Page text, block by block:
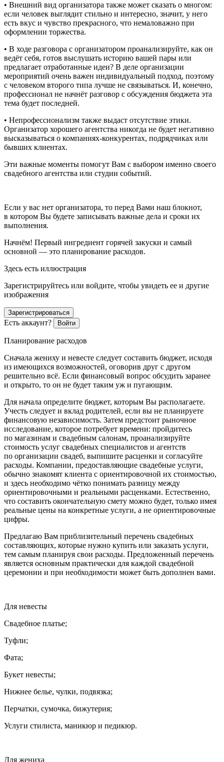
• Внешний вид организатора также может сказать о многом:
если человек выглядит стильно и интересно, значит, у него
есть вкус и чувство прекрасного, что немаловажно при
оформлении торжества.
• В ходе разговора с организатором проанализируйте, как он
ведёт себя, готов выслушать историю вашей пары или
предлагает отработанные идеи? В деле организации
мероприятий очень важен индивидуальный подход, поэтому
с человеком второго типа лучше не связываться. И, конечно,
профессионал не начнёт разговор с обсуждения бюджета эта
тема будет последней.
• Непрофессионализм также выдаст отсутствие этики.
Организатор хорошего агентства никогда не будет негативно
высказываться о компаниях-конкурентах, подрядчиках или
бывших клиентах.
Эти важные моменты помогут Вам с выбором именно своего
свадебного агентства или студии событий.
Если у вас нет организатора, то перед Вами наш блокнот,
в котором Вы будете записывать важные дела и сроки их
выполнения.
Начнём! Первый ингредиент горячей закуски и самый
основной — это планирование расходов.
Здесь есть иллюстрация
Зарегистрируйтесь или войдите, чтобы увидеть ее и другие
изображения
Зарегистрироваться
Есть аккаунт? Войти
Планирование расходов
Сначала жениху и невесте следует составить бюджет, исходя
из имеющихся возможностей, оговорив друг с другом
решительно всё. Если финансовый вопрос обсудить заранее
и открыто, то он не будет таким уж и пугающим.
Для начала определите бюджет, которым Вы располагаете.
Учесть следует и вклад родителей, если вы не планируете
финансовую независимость. Затем предстоит рыночное
исследование, которое потребует времени: пройдитесь
по магазинам и свадебным салонам, проанализируйте
стоимость услуг свадебных специалистов и агентств
по организации свадеб, выпишите расценки и согласуйте
расходы. Компании, предоставляющие свадебные услуги,
обычно знакомят клиента с ориентировочной их стоимостью,
и здесь необходимо чётко понимать разницу между
ориентировочными и реальными расценками. Естественно,
что составить окончательную смету можно будет, только имея
реальные цены на конкретные услуги, а не ориентировочные
цифры.
Предлагаю Вам приблизительный перечень свадебных
составляющих, которые нужно купить или заказать услуги,
тем самым планируя свои расходы. Предложенный перечень
является основным практически для каждой свадебной
церемонии и при необходимости может быть дополнен вами.
Для невесты
Свадебное платье;
Туфли;
Фата;
Букет невесты;
Нижнее белье, чулки, подвязка;
Перчатки, сумочка, бижутерия;
Услуги стилиста, маникюр и педикюр.
Для жениха